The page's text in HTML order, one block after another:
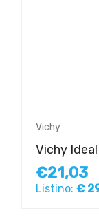
Vichy
Vichy
€21,03
Listino: €